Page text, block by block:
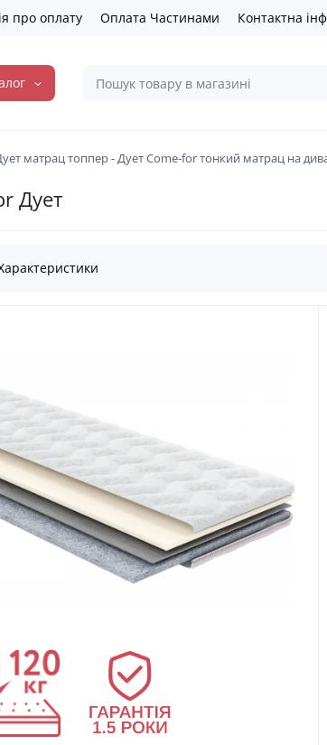
про оплату Оплата Частинами Контактна
матрац топпер - Дует Come-for тонкий матрац на
Дует